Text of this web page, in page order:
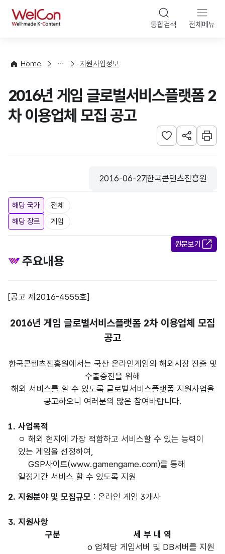
WelCon 통합검색 전체메뉴
Home
사
청
지원사업정보
2016년 게임 글로벌서비스플랫폼 2
차 이용업체 모집 공고
관심사 등록하기
URL 공유하
인쇄
등록일
2016-06-27
수집기관
한국콘텐츠진흥원
해당 국가
전체
해당 장르
게임
원문보기
주요내용
[공고 제2016-4555호]
2016년 게임 글로벌서비스플랫폼 2차 이용업체 모집
공고
한국콘텐츠진흥원에서는 국산 온라인게임의 해외시장 진출 및
수출증진을 위해
해외 서비스를 할 수 있도록 글로벌서비스플랫폼 지원사업을
공고하오니 여러분의 많은 참여바랍니다.
1. 사업목적
ㅇ 해외 현지에 가장 적합하고 서비스할 수 있는 능력이
있는 게임을 선정하여,
GSP사이트(www.gamengame.com)를 통해
일정기간 서비스 할 수 있도록 지원
2. 지원분야 및 모집규모 : 온라인 게임 3개사
3. 지원사항
구분
세 부 내 역
o 업체당 게임서버 및 DB서버를 지원